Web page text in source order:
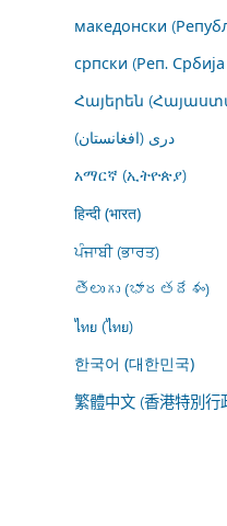
македонски
српски (Реп.
Հայերեն
درى (افغانستان)
አማርኛ (ኢትዮጵያ)
हिन्दी (भारत)
ਪੰਜਾਬੀ (ਭਾਰਤ)
తెలుగు (భారతదేశం)
ไทย (ไทย)
한국어 (대한민국)
繁體中文 (香港特別行